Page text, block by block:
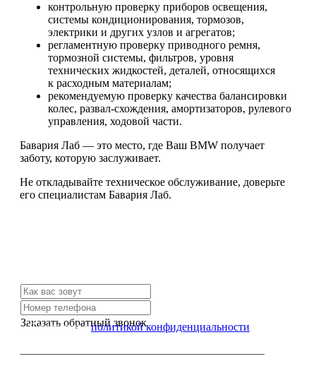
контрольную проверку приборов освещения,
системы кондиционирования, тормозов,
электрики и других узлов и агрегатов;
регламентную проверку приводного ремня,
тормозной системы, фильтров, уровня
технических жидкостей, деталей, относящихся
к расходным материалам;
рекомендуемую проверку качества балансировки
колес, развал-схождения, амортизаторов, рулевого
управления, ходовой части.
Бавария Лаб — это место, где Ваш BMW получает
заботу, которую заслуживает.
Не откладывайте техническое обслуживание, доверьте
его специалистам Бавария Лаб.
Заказать обратный звонок
Я согласен сполитикой конфиденциальности